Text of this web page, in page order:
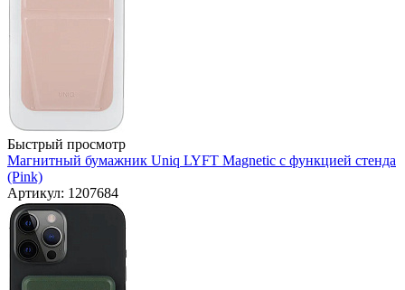
Быстрый просмотр
Магнитный бумажник Uniq LYFT Magnetic с функцией стенда
(Pink)
Артикул: 1207684